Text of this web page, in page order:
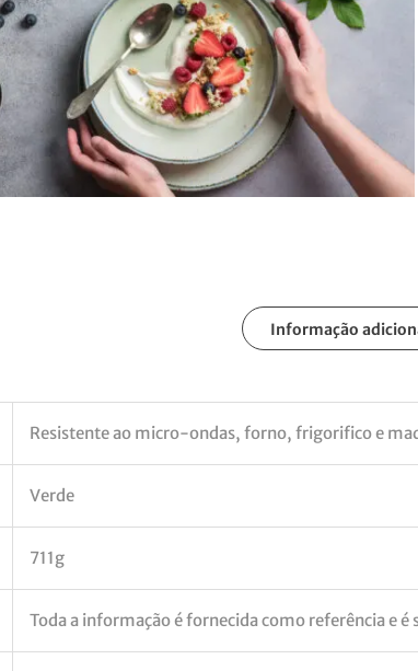
Informação
Resistente ao micro-ondas, forno, frigorifico e
Verde
711g
Toda a informação é fornecida como referência e é